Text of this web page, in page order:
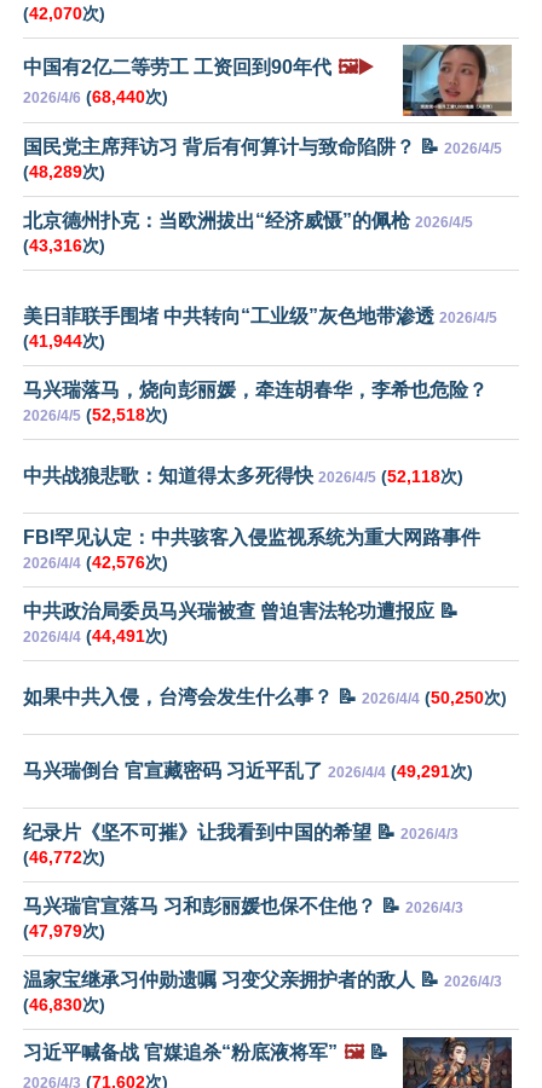
(42,070次)
中国有2亿二等劳工 工资回到90年代 🖼️▶️
2026/4/6 (68,440次)
国民党主席拜访习 背后有何算计与致命陷阱？ 📝 2026/4/5
(48,289次)
北京德州扑克：当欧洲拔出“经济威慑”的佩枪 2026/4/5
(43,316次)
美日菲联手围堵 中共转向“工业级”灰色地带渗透 2026/4/5
(41,944次)
马兴瑞落马，烧向彭丽媛，牵连胡春华，李希也危险？
2026/4/5 (52,518次)
中共战狼悲歌：知道得太多死得快 2026/4/5 (52,118次)
FBI罕见认定：中共骇客入侵监视系统为重大网路事件
2026/4/4 (42,576次)
中共政治局委员马兴瑞被查 曾迫害法轮功遭报应 📝
2026/4/4 (44,491次)
如果中共入侵，台湾会发生什么事？ 📝 2026/4/4 (50,250次)
马兴瑞倒台 官宣藏密码 习近平乱了 2026/4/4 (49,291次)
纪录片《坚不可摧》让我看到中国的希望 📝 2026/4/3
(46,772次)
马兴瑞官宣落马 习和彭丽媛也保不住他？ 📝 2026/4/3
(47,979次)
温家宝继承习仲勋遗嘱 习变父亲拥护者的敌人 📝 2026/4/3
(46,830次)
习近平喊备战 官媒追杀“粉底液将军” 🖼️📝
2026/4/3 (71,602次)